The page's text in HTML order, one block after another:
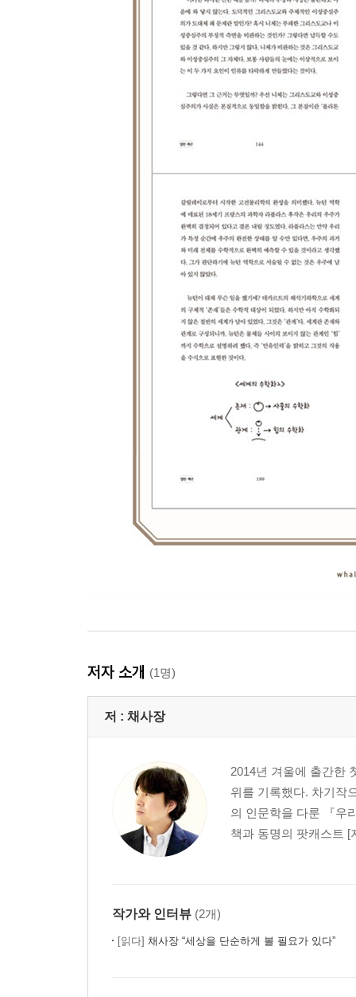
저자 소개 (1명)
저 : 채사장
2014년 겨울에 출간한
위를 기록했다. 차기작
의 인문학을 다룬 『우
책과 동명의 팟캐스트 [
작가와 인터뷰 (2개)
[읽다] 채사장 “세상을 단순하게 볼 필요가 있다”